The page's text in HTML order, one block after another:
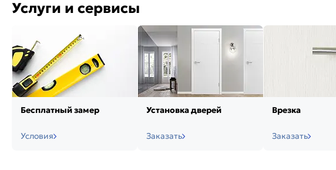
Услуги и сервисы
Бесплатный замер
Условия
Установка дверей
Заказать
Врезка
Заказать